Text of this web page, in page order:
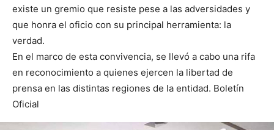
existe un gremio que resiste pese a las adversidades y
que honra el oficio con su principal herramienta: la
verdad.
En el marco de esta convivencia, se llevó a cabo una rifa
en reconocimiento a quienes ejercen la libertad de
prensa en las distintas regiones de la entidad. Boletín
Oficial